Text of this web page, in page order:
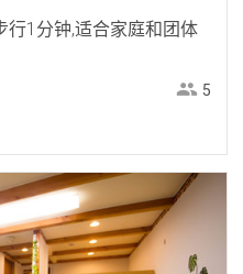
行1分钟,适合家庭和团体
5